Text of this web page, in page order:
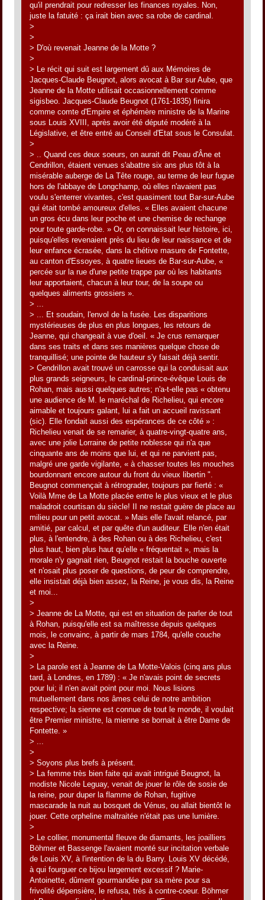
qu'il prendrait pour redresser les finances royales. Non,
juste la fatuité : ça irait bien avec sa robe de cardinal.
>
>
> D'où revenait Jeanne de la Motte ?
>
> Le récit qui suit est largement dû aux Mémoires de
Jacques-Claude Beugnot, alors avocat à Bar sur Aube, que
Jeanne de la Motte utilisait occasionnellement comme
sigisbeo. Jacques-Claude Beugnot (1761-1835) finira
comme comte d'Empire et éphémère ministre de la Marine
sous Louis XVIII, après avoir été député modéré à la
Législative, et être entré au Conseil d'Etat sous le Consulat.
>
> .. Quand ces deux soeurs, on aurait dit Peau d'Âne et
Cendrillon, étaient venues s'abattre six ans plus tôt à la
misérable auberge de La Tête rouge, au terme de leur fugue
hors de l'abbaye de Longchamp, où elles n'avaient pas
voulu s'enterrer vivantes, c'est quasiment tout Bar-sur-Aube
qui était tombé amoureux d'elles. « Elles avaient chacune
un gros écu dans leur poche et une chemise de rechange
pour toute garde-robe. » Or, on connaissait leur histoire, ici,
puisqu'elles revenaient près du lieu de leur naissance et de
leur enfance écrasée, dans la chétive masure de Fontette,
au canton d'Essoyes, à quatre lieues de Bar-sur-Aube, «
percée sur la rue d'une petite trappe par où les habitants
leur apportaient, chacun à leur tour, de la soupe ou
quelques aliments grossiers ».
> ...
> ... Et soudain, l'envol de la fusée. Les disparitions
mystérieuses de plus en plus longues, les retours de
Jeanne, qui changeait à vue d'oeil. « Je crus remarquer
dans ses traits et dans ses manières quelque chose de
tranquillisé; une pointe de hauteur s'y faisait déjà sentir.
> Cendrillon avait trouvé un carrosse qui la conduisait aux
plus grands seigneurs, le cardinal-prince-évêque Louis de
Rohan, mais aussi quelques autres; n'a-t-elle pas « obtenu
une audience de M. le maréchal de Richelieu, qui encore
aimable et toujours galant, lui a fait un accueil ravissant
(sic). Elle fondait aussi des espérances de ce côté » :
Richelieu venait de se remarier, à quatre-vingt-quatre ans,
avec une jolie Lorraine de petite noblesse qui n'a que
cinquante ans de moins que lui, et qui ne parvient pas,
malgré une garde vigilante, « à chasser toutes les mouches
bourdonnant encore autour du front du vieux libertin ".
Beugnot commençait à rétrograder, toujours par fierté : «
Voilà Mme de La Motte placée entre le plus vieux et le plus
maladroit courtisan du siècle! II ne restait guère de place au
milieu pour un petit avocat. » Mais elle l'avait relancé, par
amitié, par calcul, et par quête d'un auditeur. Elle n'en était
plus, à l'entendre, à des Rohan ou à des Richelieu, c'est
plus haut, bien plus haut qu'elle « fréquentait », mais la
morale n'y gagnait rien, Beugnot restait la bouche ouverte
et n'osait plus poser de questions, de peur de comprendre,
elle insistait déjà bien assez, la Reine, je vous dis, la Reine
et moi...
>
> Jeanne de La Motte, qui est en situation de parler de tout
à Rohan, puisqu'elle est sa maîtresse depuis quelques
mois, le convainc, à partir de mars 1784, qu'elle couche
avec la Reine.
>
> La parole est à Jeanne de La Motte-Valois (cinq ans plus
tard, à Londres, en 1789) : « Je n'avais point de secrets
pour lui; il n'en avait point pour moi. Nous lisions
mutuellement dans nos âmes celui de notre ambition
respective; la sienne est connue de tout le monde, il voulait
être Premier ministre, la mienne se bornait à être Dame de
Fontette. »
> ...
>
> Soyons plus brefs à présent.
> La femme très bien faite qui avait intrigué Beugnot, la
modiste Nicole Leguay, venait de jouer le rôle de sosie de
la reine, pour duper la flamme de Rohan, fugitive
mascarade la nuit au bosquet de Vénus, ou allait bientôt le
jouer. Cette orpheline maltraitée n'était pas une lumière.
>
> Le collier, monumental fleuve de diamants, les joailliers
Böhmer et Bassenge l'avaient monté sur incitation verbale
de Louis XV, à l'intention de la du Barry. Louis XV décédé,
à qui fourguer ce bijou largement excessif ? Marie-
Antoinette, dûment gourmandée par sa mère pour sa
frivolité dépensière, le refusa, très à contre-coeur. Böhmer